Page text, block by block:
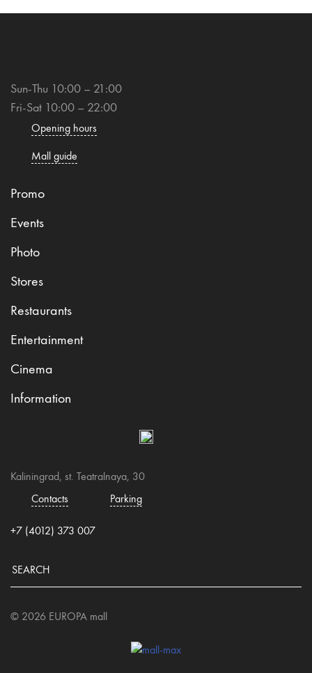
Sun-Thu 10:00 – 21:00
Fri-Sat 10:00 – 22:00
Opening hours
Mall guide
Promo
Events
Photo
Stores
Restaurants
Entertainment
Cinema
Information
Kaliningrad, st. Teatralnaya, 30
Contacts
Parking
+7 (4012) 373 007
© 2026 EUROPA mall